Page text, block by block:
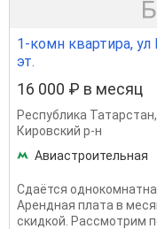
1-комн квартира,
эт.
16 000 ₽ в месяц
Республика Татарстан,
Кировский р-н
Авиастроительная
Сдаётся
Арендная плата в
скидкой. Рассмотрим